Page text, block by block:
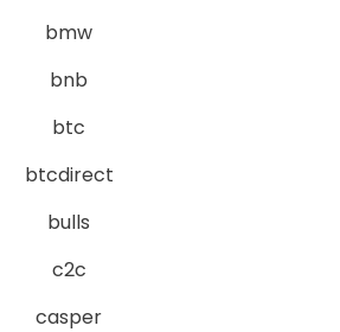
bmw
bnb
btc
btcdirect
bulls
c2c
casper